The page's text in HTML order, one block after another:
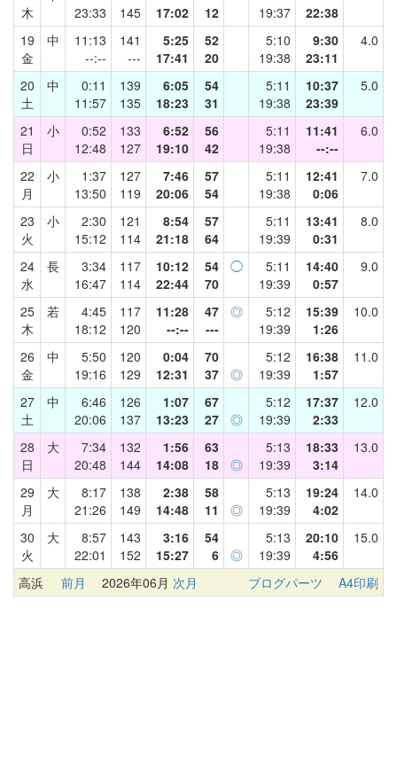
木
23:33
145
17:02
12
19:37
22:38
19
金
中
11:13
--:--
141
---
5:25
17:41
52
20
5:10
19:38
9:30
23:11
4.0
20
土
中
0:11
11:57
139
135
6:05
18:23
54
31
5:11
19:38
10:37
23:39
5.0
21
日
小
0:52
12:48
133
127
6:52
19:10
56
42
5:11
19:38
11:41
--:--
6.0
22
月
小
1:37
13:50
127
119
7:46
20:06
57
54
5:11
19:38
12:41
0:06
7.0
23
火
小
2:30
15:12
121
114
8:54
21:18
57
64
5:11
19:39
13:41
0:31
8.0
24
水
長
3:34
16:47
117
114
10:12
22:44
54
70
◯
5:11
19:39
14:40
0:57
9.0
25
木
若
4:45
18:12
117
120
11:28
--:--
47
---
◎
5:12
19:39
15:39
1:26
10.0
26
金
中
5:50
19:16
120
129
0:04
12:31
70
37
◎
5:12
19:39
16:38
1:57
11.0
27
土
中
6:46
20:06
126
137
1:07
13:23
67
27
◎
5:12
19:39
17:37
2:33
12.0
28
日
大
7:34
20:48
132
144
1:56
14:08
63
18
◎
5:13
19:39
18:33
3:14
13.0
29
月
大
8:17
21:26
138
149
2:38
14:48
58
11
◎
5:13
19:39
19:24
4:02
14.0
30
火
大
8:57
22:01
143
152
3:16
15:27
54
6
◎
5:13
19:39
20:10
4:56
15.0
高浜 前月 2026年06月 次月 ブログパーツ A4印刷